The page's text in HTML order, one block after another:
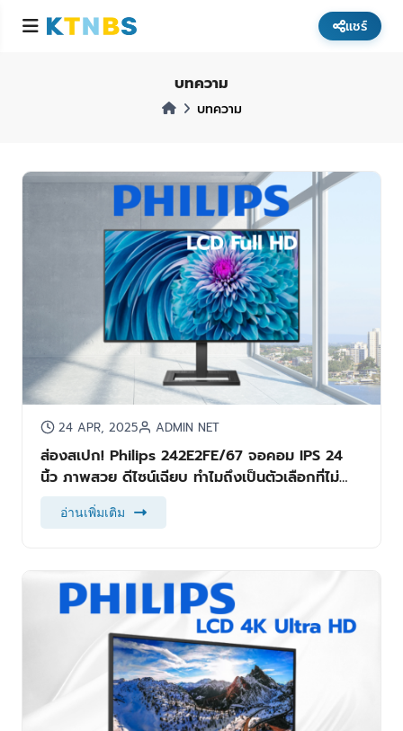
แชร์
บทความ
บทความ
24 APR, 2025 ADMIN NET
ส่องสเปก! Philips 242E2FE/67 จอคอม IPS 24
นิ้ว ภาพสวย ดีไซน์เฉียบ ทำไมถึงเป็นตัวเลือกที่ไม่
ควรมองข้าม?
อ่านเพิ่มเติม